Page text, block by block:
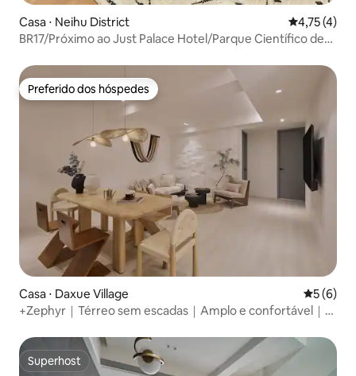
Casa ⋅ Neihu District 4,75 de
4,75 (4)
BR17/Próximo ao Just Palace Hotel/Parque Científico de
Xinyi/Para 2 a 3 pessoas
Preferido dos hóspedes
Preferido dos hóspedes
Casa ⋅ Daxue Village 5 de
5 (6)
+Zephyr｜Térreo sem escadas｜Amplo e confortável｜12
noturno Shida｜MRT Taipower Building｜Rua Yongkang
Superhost
Superhost